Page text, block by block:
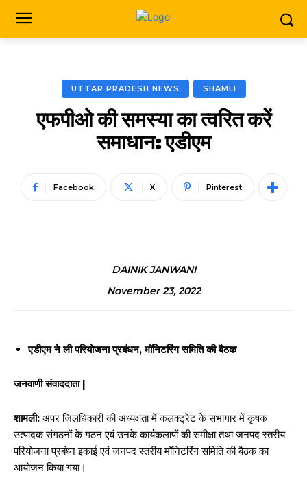
UTTAR PRADESH NEWS SHAMLI
एफपीओ की समस्या का त्वरित करें
समाधान: एडीएम
Facebook X Pinterest
DAINIK JANWANI
November 23, 2022
एडीएम ने ली परियोजना प्रबंधन, मॉनिटरिंग समिति की बैठक
जनवाणी संवाददाता |
शामली: अपर जिलधिकारी की अध्यक्षता में कलक्ट्रेट के सभागार में कृषक
उत्पादक संगठनों के गठन एवं उनके कार्यकलापों की समीक्षा तथा जनपद स्तरीय
परियोजना प्रबंध्न इकाई एवं जनपद स्तरीय मॉनिटरिंग समिति की बैठक का
आयोजन किया गया।